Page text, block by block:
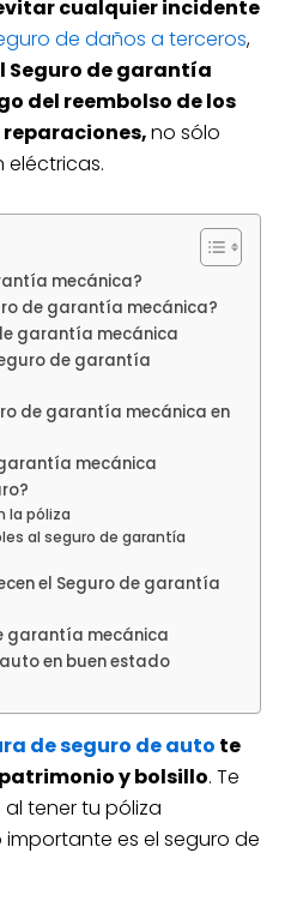
cualquier incidente
de daños a terceros,
Seguro de garantía
del reembolso de los
no sólo
eléctricas.
mecánica?
de garantía mecánica?
garantía mecánica
de garantía
de garantía mecánica en
mecánica
la póliza
al seguro de garantía
el Seguro de garantía
garantía mecánica
en buen estado
de seguro de auto te
y bolsillo. Te
tener tu póliza
es el seguro de